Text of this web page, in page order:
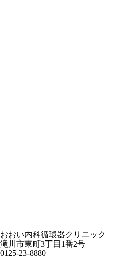
おおい内科循環器クリニック
滝川市東町3丁目1番2号
0125-23-8880